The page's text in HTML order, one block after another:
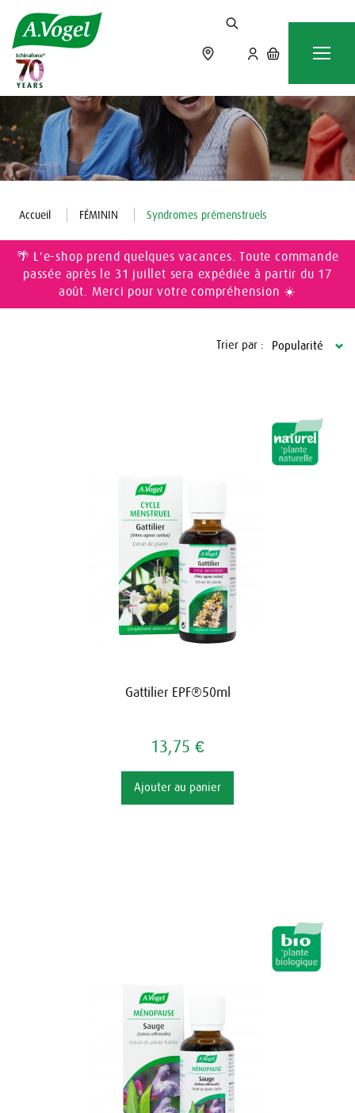
Accueil FÉMININ Syndromes prémenstruels
🌴 L'e-shop prend quelques vacances. Toute commande
passée après le 31 juillet sera expédiée à partir du 17
août. Merci pour votre compréhension ☀️
Popularité
Trier par :
Gattilier EPF®50ml
13,75 €
Ajouter au panier